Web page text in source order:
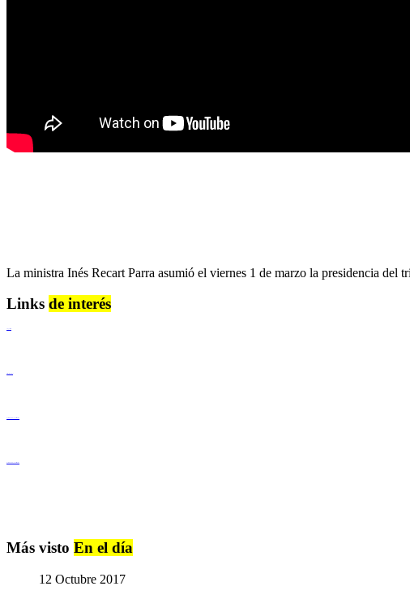
La ministra Inés Recart Parra asumió el viernes 1 de marzo la presidencia
Links de interés
Más visto En el día
12 Octubre 2017